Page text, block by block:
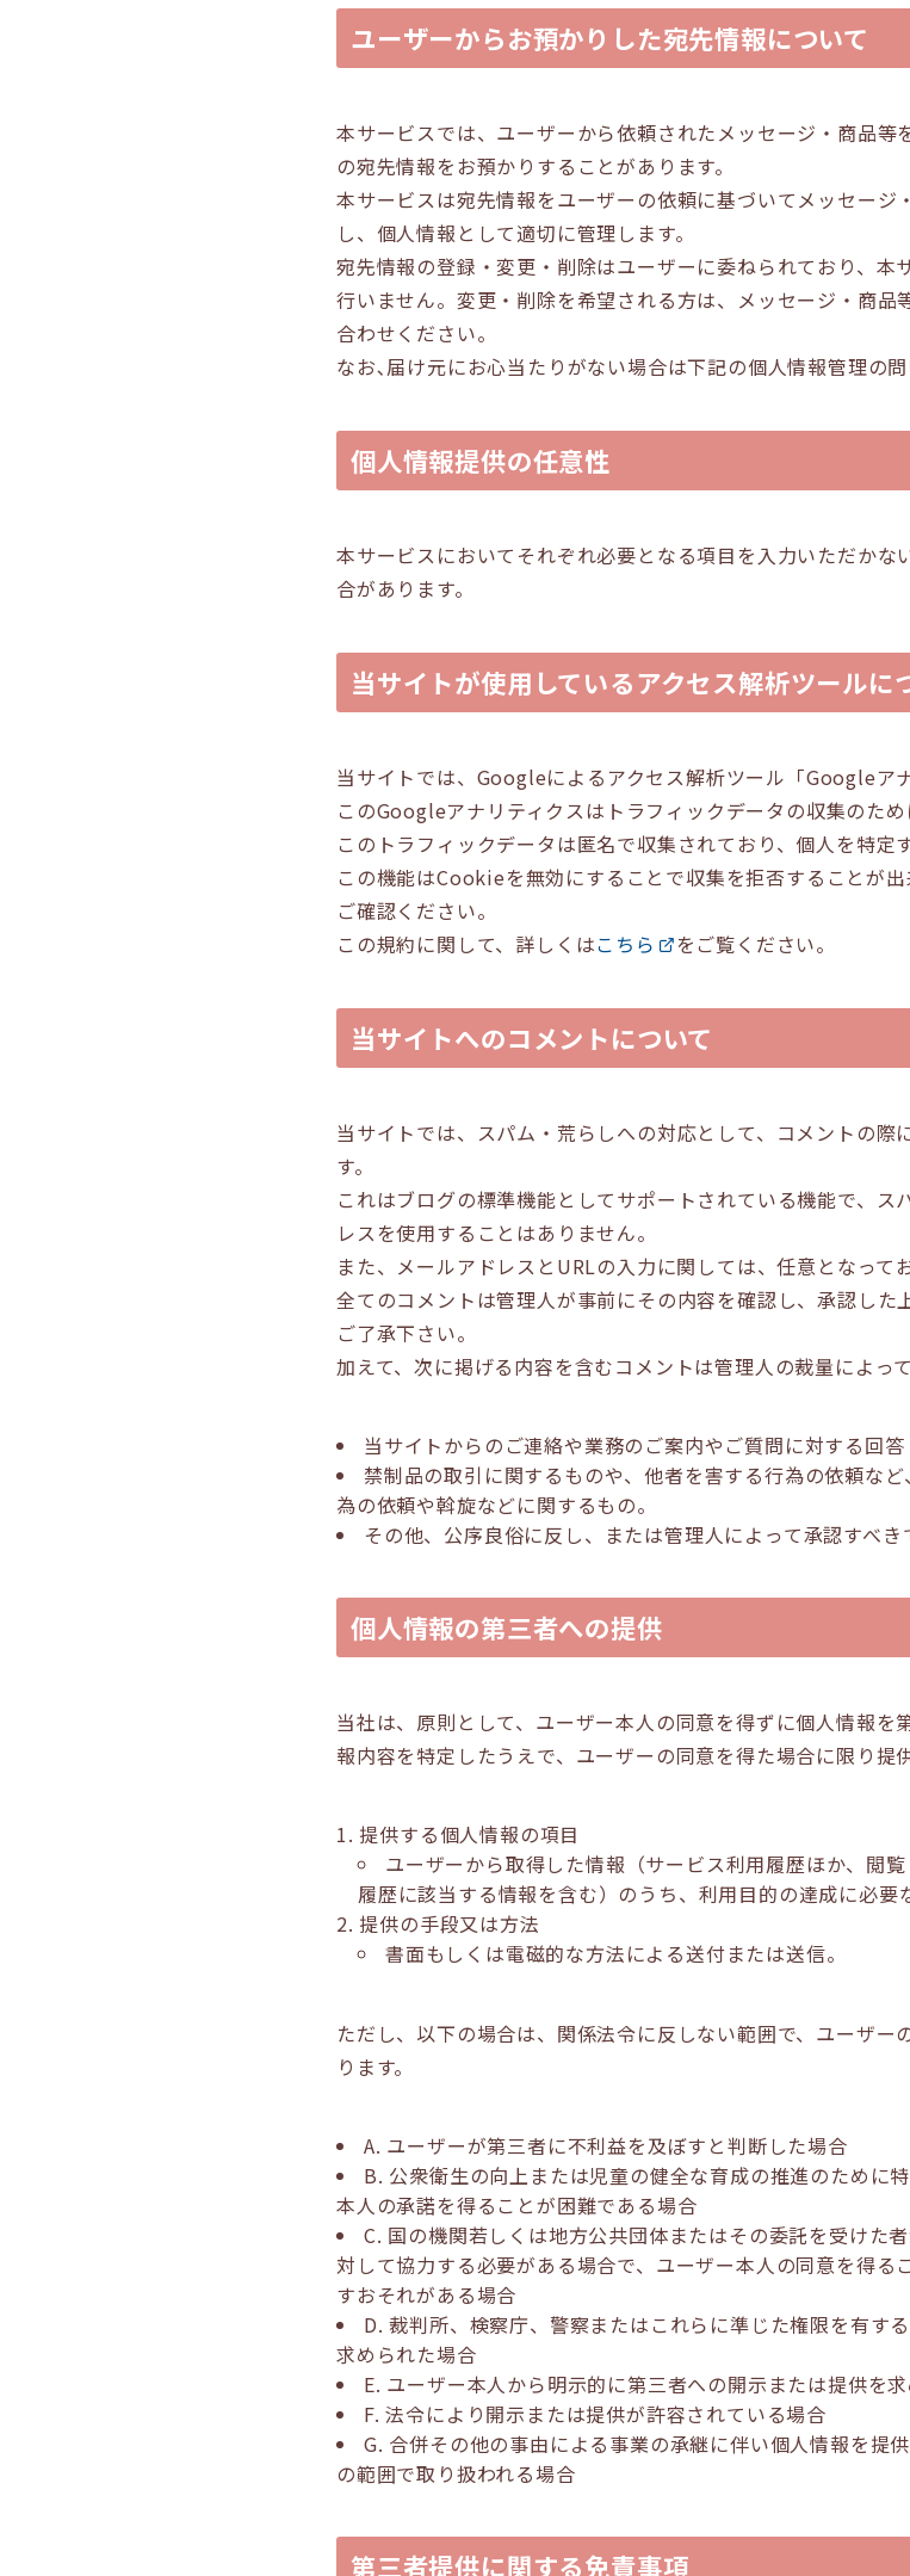
ユーザーからお預かりした宛先情報について
本サービスでは、ユーザーから依頼されたメッセージ・商品
の宛先情報をお預かりすることがあります。
本サービスは宛先情報をユーザーの依頼に基づいてメッセージ
し、個人情報として適切に管理します。
宛先情報の登録・変更・削除はユーザーに委ねられており、本
行いません。変更・削除を希望される方は、メッセージ・商品
合わせください。
なお､届け元にお心当たりがない場合は下記の個人情報管理の
個人情報提供の任意性
本サービスにおいてそれぞれ必要となる項目を入力いただかな
合があります。
当サイトが使用しているアクセス解析ツールに
当サイトでは、Googleによるアクセス解析ツール「Googleア
このGoogleアナリティクスはトラフィックデータの収集のた
このトラフィックデータは匿名で収集されており、個人を特定
この機能はCookieを無効にすることで収集を拒否することが
ご確認ください。
この規約に関して、詳しくはこちら をご覧ください。
当サイトへのコメントについて
当サイトでは、スパム・荒らしへの対応として、コメントの際
す。
これはブログの標準機能としてサポートされている機能で、
レスを使用することはありません。
また、メールアドレスとURLの入力に関しては、任意となってお
全てのコメントは管理人が事前にその内容を確認し、承認した
ご了承下さい。
加えて、次に掲げる内容を含むコメントは管理人の裁量によっ
当サイトからのご連絡や業務のご案内やご質問に対する回答
禁制品の取引に関するものや、他者を害する行為の依頼な
為の依頼や斡旋などに関するもの。
その他、公序良俗に反し、または管理人によって承認すべき
個人情報の第三者への提供
当社は、原則として、ユーザー本人の同意を得ずに個人情報を
報内容を特定したうえで、ユーザーの同意を得た場合に限り提供
提供する個人情報の項目
ユーザーから取得した情報（サービス利用履歴ほか、閲
履歴に該当する情報を含む）のうち、利用目的の達成に必要
提供の手段又は方法
書面もしくは電磁的な方法による送付または送信。
ただし、以下の場合は、関係法令に反しない範囲で、ユーザー
ります。
A. ユーザーが第三者に不利益を及ぼすと判断した場合
B. 公衆衛生の向上または児童の健全な育成の推進のために
本人の承諾を得ることが困難である場合
C. 国の機関若しくは地方公共団体またはその委託を受けた
対して協力する必要がある場合で、ユーザー本人の同意を得
すおそれがある場合
D. 裁判所、検察庁、警察またはこれらに準じた権限を有す
求められた場合
E. ユーザー本人から明示的に第三者への開示または提供を
F. 法令により開示または提供が許容されている場合
G. 合併その他の事由による事業の承継に伴い個人情報を提
の範囲で取り扱われる場合
第三者提供に関する免責事項